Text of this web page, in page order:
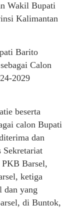
Wakil Bupati
Kalimantan
Barito
Calon
2029
beserta
calon Bupati
dan
PKB Barsel,
ketiga
dan yang
di Buntok,